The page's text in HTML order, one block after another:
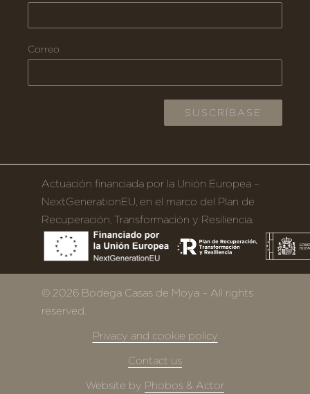
Correo
Actuación financiada por la Unión Europea –
NextGenerationEU, en el marco del Plan de
Recuperación, Transformación y Resiliencia.
© 2026 Bodega Casas de Moya – All rights
reserved.
Privacy and cookie policy
Contact us
Website by Phobos & Actor